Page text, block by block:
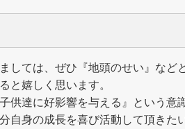
しては、ぜひ『地頭のせい』など
と嬉しく思います。
子供達に好影響を与える』という意
自身の成長を喜び活動して頂きた